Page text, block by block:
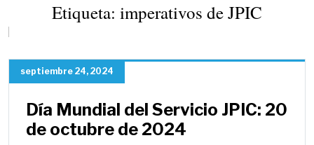
Etiqueta: imperativos de JPIC
septiembre 24, 2024
Día Mundial del Servicio JPIC: 20
de octubre de 2024